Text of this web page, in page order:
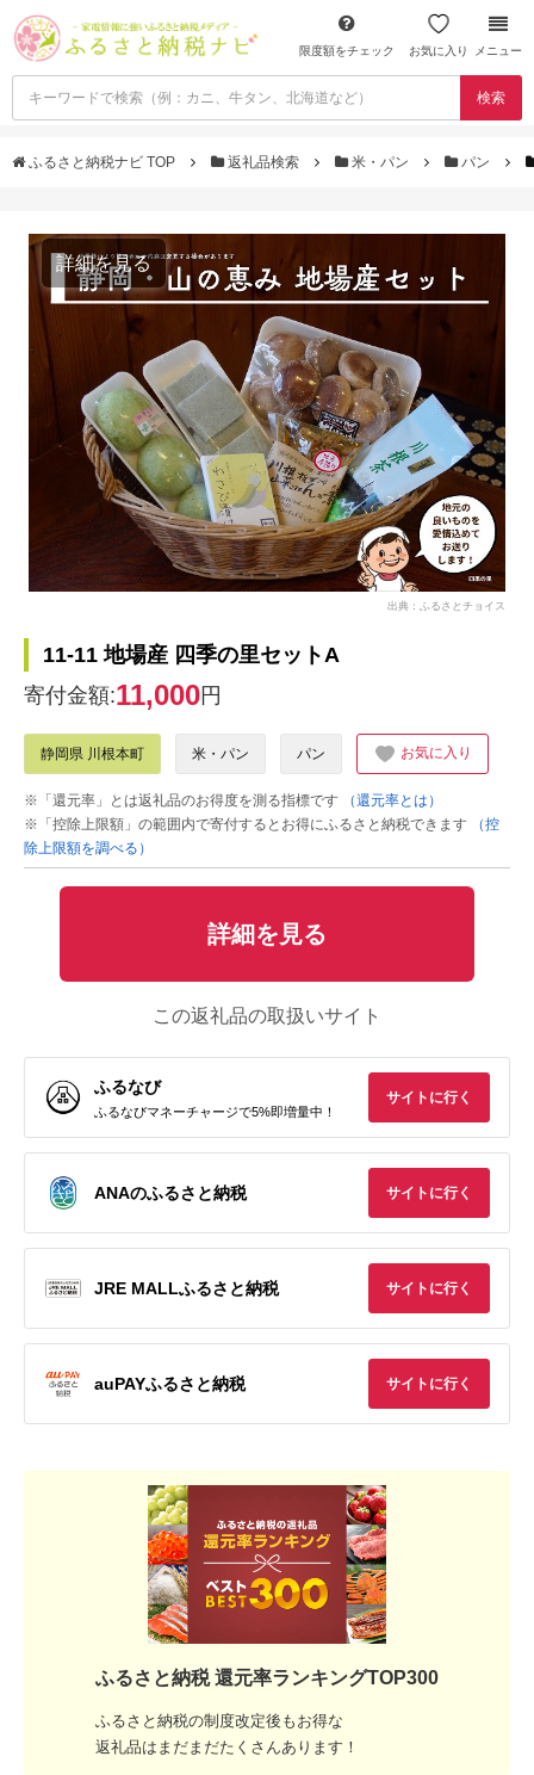
限度額をチェック お気に入り メニュー
検索
ふるさと納税ナビ TOP 返礼品検索 米・パン パン
詳細を見る
出典：ふるさとチョイス
11-11 地場産 四季の里セットA
寄付金額:11,000円
静岡県 川根本町 米・パン パン お気に入り
※「還元率」とは返礼品のお得度を測る指標です
（還元率とは）
※「控除上限額」の範囲内で寄付するとお得にふるさと納税できます
（控
除上限額を調べる）
詳細を見る
この返礼品の取扱いサイト
ふるなび
ふるなびマネーチャージで5%即増量中！
サイトに行く
ANAのふるさと納税 サイトに行く
JRE MALLふるさと納税 サイトに行く
auPAYふるさと納税 サイトに行く
ふるさと納税 還元率ランキングTOP300
ふるさと納税の制度改定後もお得な
返礼品はまだまだたくさんあります！